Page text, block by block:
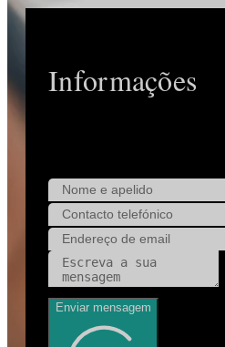
Informações
Enviar mensagem